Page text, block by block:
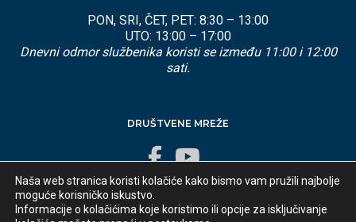
PON, SRI, ČET, PET: 8:30 – 13:00
UTO: 13:00 – 17:00
Dnevni odmor službenika koristi se između 11:00 i 12:00
sati.
DRUŠTVENE MREŽE
Naša web stranica koristi kolačiće kako bismo vam pružili najbolje
moguće korisničko iskustvo.
Informacije o kolačićima koje koristimo ili opcije za isključivanje